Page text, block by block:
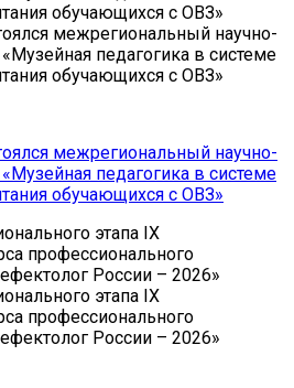
обучающихся с ОВЗ»
межрегиональный научно-
педагогика в системе
обучающихся с ОВЗ»
межрегиональный научно-
педагогика в системе
обучающихся с ОВЗ»
этапа IX
профессионального
России – 2026»
этапа IX
профессионального
России – 2026»